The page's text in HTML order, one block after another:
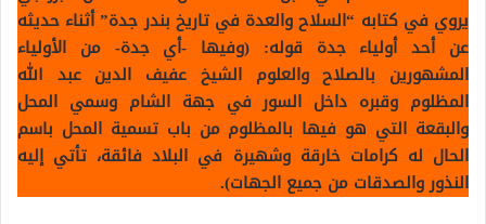
يروي في كتابه “السلاح والعدة في تاريخ بندر جدة” أثناء حديثه
عن أحد أولياء جدة قوله: (وفيها -أي جدة- من الأولياء
المشهورين بالصلاح والعلوم الشيخ عفيف الدين عبد الله
المظلوم وقبره داخل السور في جهة الشام وسمي المحل
والبقعة التي هو فيها بالمظلوم من باب تسمية المحل باسم
الحال له كرامات خارقة وشهيرة في البلاد فائقة، تأتي إليه
النذور والصدقات من جميع الجهات).